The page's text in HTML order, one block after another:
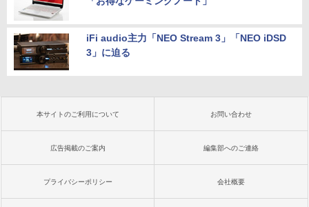
iFi audio主力「NEO Stream 3」「NEO iDSD
3」に迫る
本サイトのご利用について お問い合わせ
広告掲載のご案内 編集部へのご連絡
プライバシーポリシー 会社概要